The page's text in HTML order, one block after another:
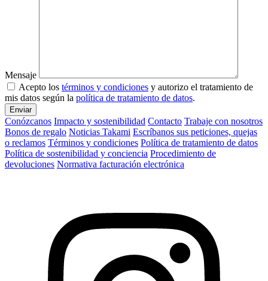
Mensaje
Acepto los términos y condiciones y autorizo el tratamiento de
mis datos según la política de tratamiento de datos.
Enviar
Conózcanos Impacto y sostenibilidad Contacto Trabaje con nosotros
Bonos de regalo Noticias Takami Escríbanos sus peticiones, quejas
o reclamos Términos y condiciones Política de tratamiento de datos
Política de sostenibilidad y conciencia Procedimiento de
devoluciones Normativa facturación electrónica